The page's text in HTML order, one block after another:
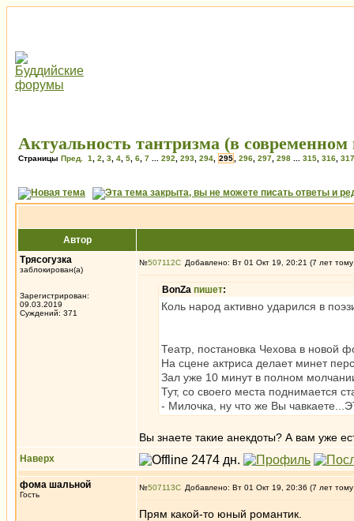
Актуальность тантризма (в современном
Страницы Пред. 1 2 3 4 5 6 7 292 293 294 295 296 297 298 315 316 317
Автор
Трясогузка
заблокирован(а)
Зарегистрирован:
09.03.2019
Суждений: 371
№507112 Добавлено: Вт 01 Окт 19, 20:21 (7 лет
BonZa пишет:
Коль народ активно ударился в
Театр, постановка Чехова в новой
На сцене актриса делает минет
Зал уже 10 минут в полном
Тут, со своего места поднимается
- Милочка, ну что же Вы
Вы знаете такие анекдоты? А вам уже
Наверх
фома шальной
Гость
№507113 Добавлено: Вт 01 Окт 19, 20:36 (7 лет
Прям какой-то юный романтик.